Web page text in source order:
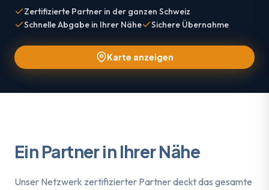
Zertifizierte Partner in der ganzen Schweiz
Schnelle Abgabe in Ihrer Nähe
Sichere Übernahme
Karte anzeigen
Ein Partner in Ihrer Nähe
Unser Netzwerk zertifizierter Partner deckt das gesamte